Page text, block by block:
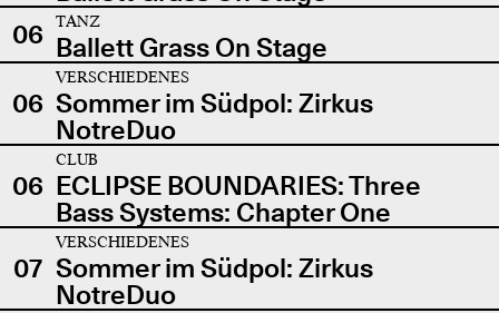
06
TANZ
Ballett Grass On Stage
06
VERSCHIEDENES
Sommer im Südpol: Zirkus
NotreDuo
06
CLUB
ECLIPSE BOUNDARIES: Three
Bass Systems: Chapter One
07
VERSCHIEDENES
Sommer im Südpol: Zirkus
NotreDuo